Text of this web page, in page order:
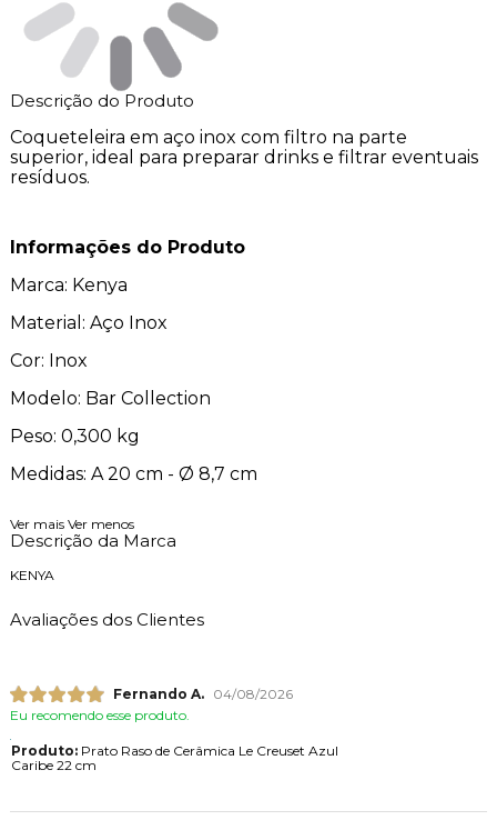
Descrição do Produto
Coqueteleira em aço inox com filtro na parte
superior, ideal para preparar drinks e filtrar eventuais
resíduos.
Informações do Produto
Marca: Kenya
Material: Aço Inox
Cor: Inox
Modelo: Bar Collection
Peso: 0,300 kg
Medidas: A 20 cm - Ø 8,7 cm
Ver mais Ver menos
Descrição da Marca
KENYA
Avaliações dos Clientes
Fernando A.
04/08/2026
Eu recomendo esse produto.
Produto:Prato Raso de Cerâmica Le Creuset Azul
Caribe 22 cm